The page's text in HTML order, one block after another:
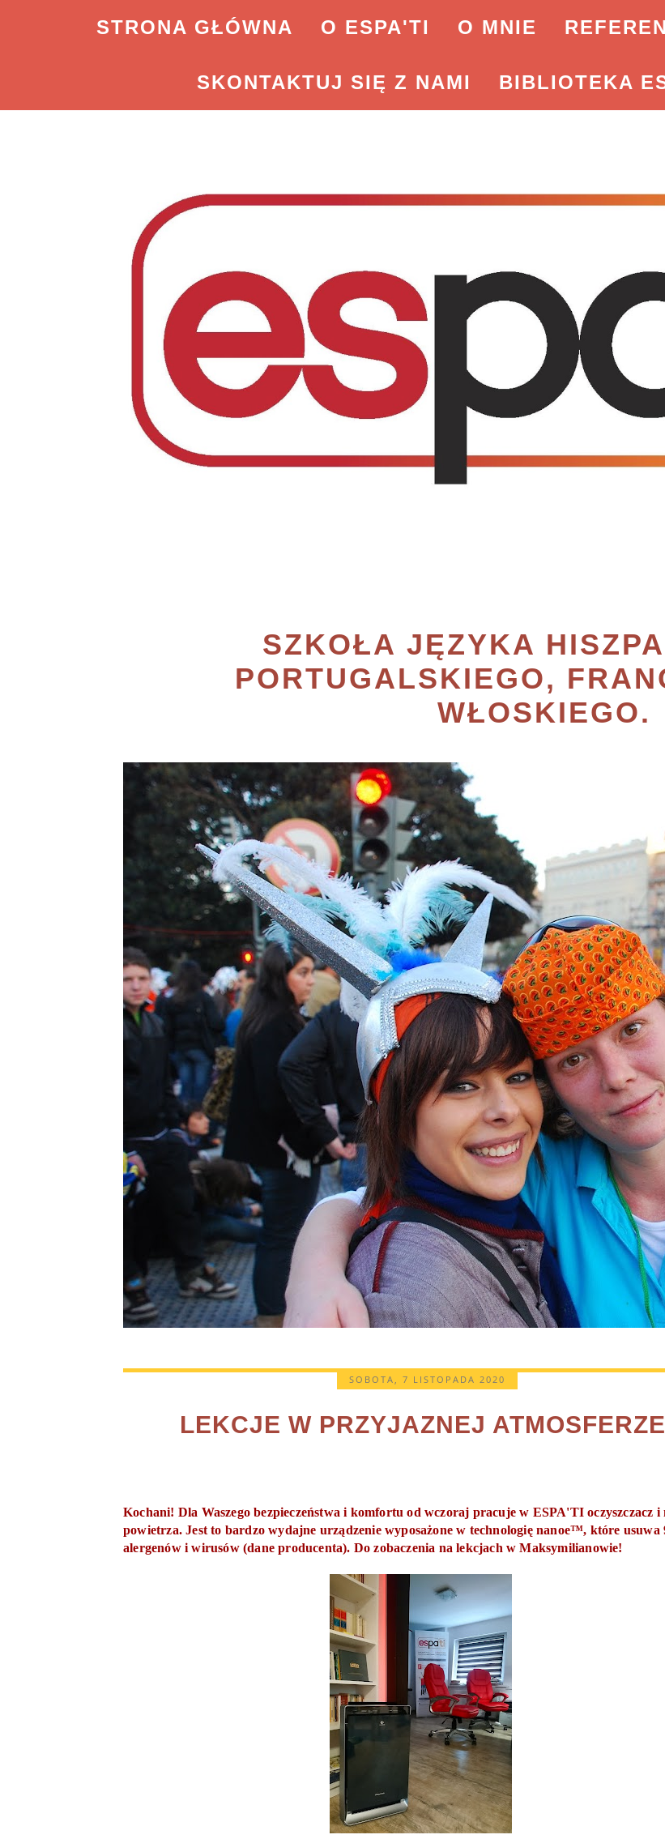
SZKOŁA JĘZYKA
PORTUGALSKIEGO,
WŁOSKIEGO.
STRONA GŁÓWNA O ESPA'TI O MNIE
SKONTAKTUJ SIĘ Z NAMI BIBLIOTEKA
SOBOTA, 7 LISTOPADA 2020
LEKCJE W PRZYJAZNEJ
Kochani! Dla Waszego bezpieczeństwa i komfortu od wczoraj pracuje w ESPA'TI oczyszczacz i
powietrza. Jest to bardzo wydajne urządzenie wyposażone w technologięnanoe™, które usuwa
alergenów i wirusów (dane producenta). Do zobaczenia na lekcjach w Maksymilianowie!